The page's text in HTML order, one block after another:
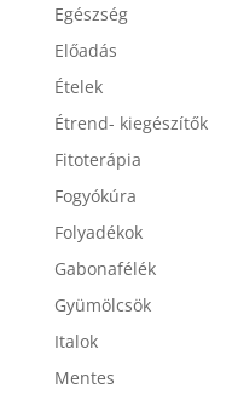
Egészség
Előadás
Ételek
Étrend- kiegészítők
Fitoterápia
Fogyókúra
Folyadékok
Gabonafélék
Gyümölcsök
Italok
Mentes